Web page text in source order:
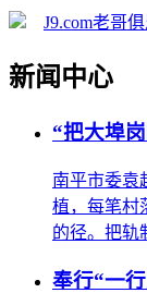
J9.com老哥
新闻中心
“把大埠
南平市委袁
植，每笔村
的径。把轨
奉行“一